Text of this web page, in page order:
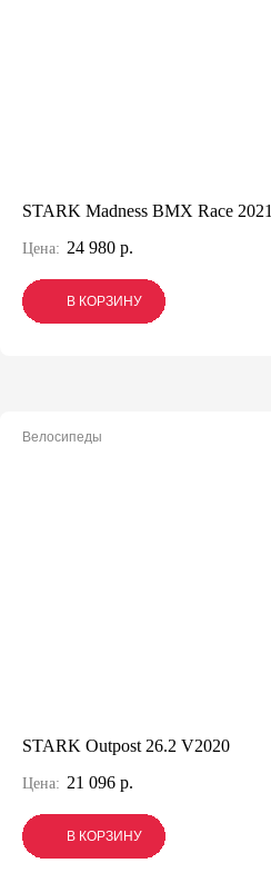
STARK Madness BMX Race 2021
Цена: 24 980 р.
В КОРЗИНУ
В КОРЗИНУ
В КОРЗИНУ
Велосипеды
STARK Outpost 26.2 V2020
Цена: 21 096 р.
В КОРЗИНУ
В КОРЗИНУ
В КОРЗИНУ